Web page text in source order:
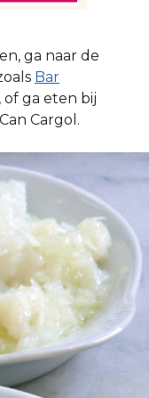
ga naar de
Bar
of ga eten bij
Cargol.